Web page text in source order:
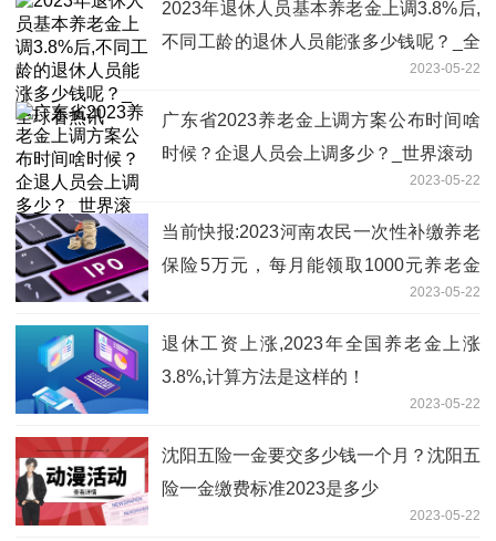
2023年退休人员基本养老金上调3.8%后,
不同工龄的退休人员能涨多少钱呢？_全
2023-05-22
广东省2023养老金上调方案公布时间啥
时候？企退人员会上调多少？_世界滚动
2023-05-22
当前快报:2023河南农民一次性补缴养老
保险5万元，每月能领取1000元养老金
2023-05-22
退休工资上涨,2023年全国养老金上涨
3.8%,计算方法是这样的！
2023-05-22
沈阳五险一金要交多少钱一个月？沈阳五
险一金缴费标准2023是多少
2023-05-22